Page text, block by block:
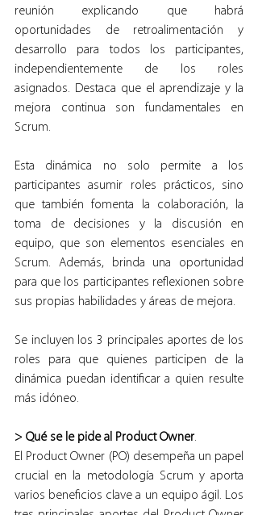
reunión explicando que habrá
oportunidades de retroalimentación y
desarrollo para todos los participantes,
independientemente de los roles
asignados. Destaca que el aprendizaje y la
mejora continua son fundamentales en
Scrum.
Esta dinámica no solo permite a los
participantes asumir roles prácticos, sino
que también fomenta la colaboración, la
toma de decisiones y la discusión en
equipo, que son elementos esenciales en
Scrum. Además, brinda una oportunidad
para que los participantes reflexionen sobre
sus propias habilidades y áreas de mejora.
Se incluyen los 3 principales aportes de los
roles para que quienes participen de la
dinámica puedan identificar a quien resulte
más idóneo.
> Qué se le pide al Product Owner.
El Product Owner (PO) desempeña un papel
crucial en la metodología Scrum y aporta
varios beneficios clave a un equipo ágil. Los